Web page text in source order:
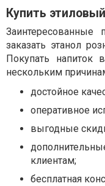
Купить
Заинтересованные
заказать этанол
Покупать напиток
нескольким
достойное
оперативное
выгодные
клиентам;
бесплатная